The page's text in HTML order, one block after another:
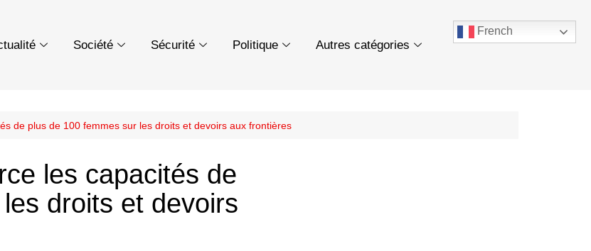
Société Sécurité Politique Autres catégories
French
de plus de 100 femmes sur les droits et devoirs aux frontières
les capacités de
droits et devoirs